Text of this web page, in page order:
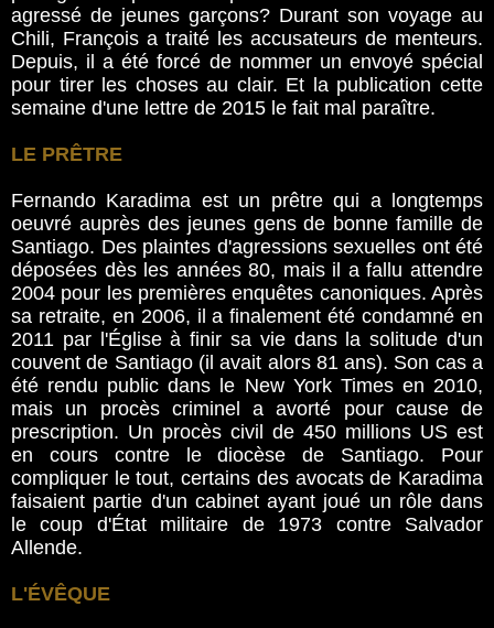
agressé de jeunes garçons? Durant son voyage au
Chili, François a traité les accusateurs de menteurs.
Depuis, il a été forcé de nommer un envoyé spécial
pour tirer les choses au clair. Et la publication cette
semaine d'une lettre de 2015 le fait mal paraître.
LE PRÊTRE
Fernando Karadima est un prêtre qui a longtemps
oeuvré auprès des jeunes gens de bonne famille de
Santiago. Des plaintes d'agressions sexuelles ont été
déposées dès les années 80, mais il a fallu attendre
2004 pour les premières enquêtes canoniques. Après
sa retraite, en 2006, il a finalement été condamné en
2011 par l'Église à finir sa vie dans la solitude d'un
couvent de Santiago (il avait alors 81 ans). Son cas a
été rendu public dans le New York Times en 2010,
mais un procès criminel a avorté pour cause de
prescription. Un procès civil de 450 millions US est
en cours contre le diocèse de Santiago. Pour
compliquer le tout, certains des avocats de Karadima
faisaient partie d'un cabinet ayant joué un rôle dans
le coup d'État militaire de 1973 contre Salvador
Allende.
L'ÉVÊQUE